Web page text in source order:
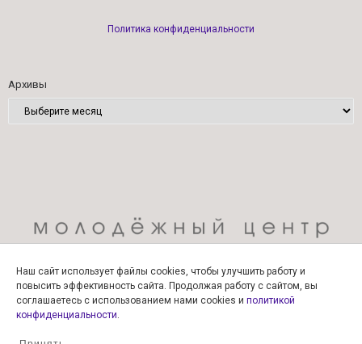
Политика конфиденциальности
Архивы
Наш сайт использует файлы cookies, чтобы улучшить работу и
повысить эффективность сайта. Продолжая работу с сайтом, вы
соглашаетесь с использованием нами cookies и политикой
конфиденциальности.